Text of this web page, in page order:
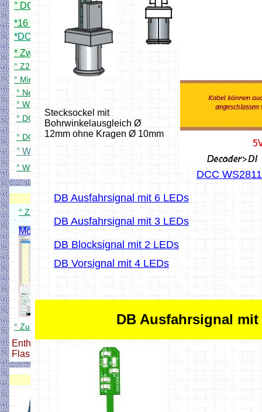
° DCC 8 fach Servodecoder
*16 fach Kontaktgleismelder
*DCC 8 fach Schaltdecoder
* Zwei zu eins DCC Filter
° Z21 App für meine Zentrale
° Mini DCC Zentrale
° Neuer DCC Servo Schaltdecoder
° WiFi Handregler bitte Testen
° DCC Bremsgenerator in Arbeit
° DCC Signaldecoder für 84 LEDs
° WS Platinenübersicht
° WS2812 Dimmer für Windows
Modellbahnverwaltung
° Zum Modellbahnverwaltung Setup
Modellbahnverwaltung
° Zum Modellbahnverwaltung Setup
Modellbahnverwaltung
Enthält alle nötigen Dateien zum
Flashen und Konfigurieren,
DCC Zentrale + Booster
Stecksockel mit
Bohrwinkelausgleich Ø
12mm ohne Kragen Ø 10mm
DCC
DB Ausfahrsignal mit
DB Ausfahrsignal mit 6 LEDs
DB Ausfahrsignal mit 3 LEDs
DB Blocksignal mit 2 LEDs
DB Vorsignal mit 4 LEDs